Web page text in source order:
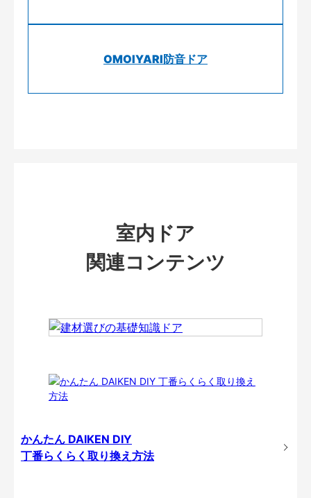
OMOIYARI防音ドア
室内ドア
関連コンテンツ
かんたん DAIKEN DIY
丁番らくらく取り換え方法